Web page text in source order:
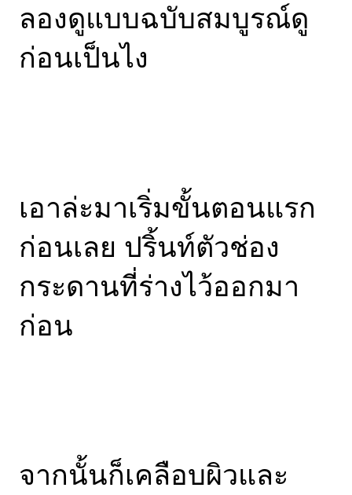
ลองดูแบบฉบับสมบูรณ์ดู
ก่อนเป็นไง
เอาล่ะมาเริ่มขั้นตอนแรก
ก่อนเลย ปริ้นท์ตัวช่อง
กระดานที่ร่างไว้ออกมา
ก่อน
จากนั้นก็เคลือบผิวและ